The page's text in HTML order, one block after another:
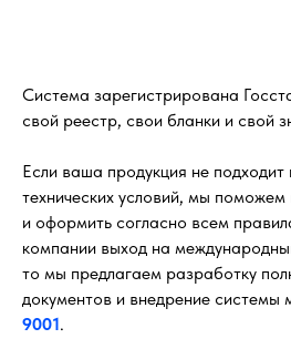
Система зарегистрирована
свой реестр, свои бланки и свой
Если ваша продукция не
технических условий, мы
и оформить согласно всем
компании выход на
то мы предлагаем разработку
документов и внедрение системы
9001.